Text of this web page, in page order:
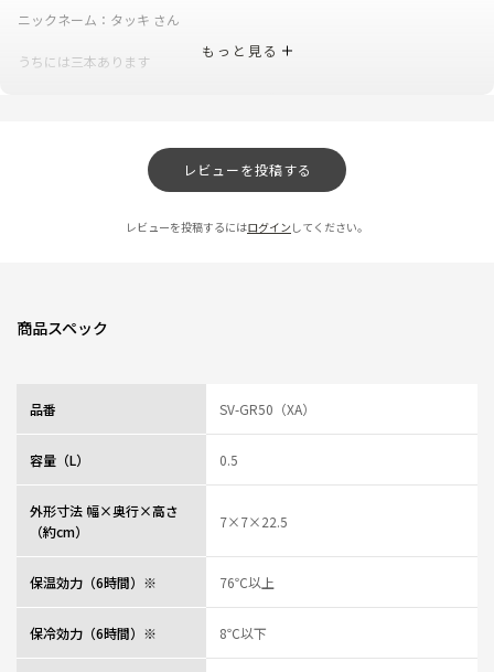
ニックネーム：タッキ さん
うちには三本あります
保温効果がすぐれている
ニックネーム：げんしろう さん
ッチンの漂白剤が使えるといいのですが。
★★★ ★★
朝早くに沸かしたお茶を入れても夕方まで熱々です。寒い日に重宝します。
暑い夏でも氷とともに朝お茶を入れると夕方まで氷の形が残っています。終
日0度以下で助かります。
また添付のコップ(外蓋)を無くしたときも別途コップのみを購入できたのがう
れしかったです。
もっと見る
レビューを投稿する
レビューを投稿するにはログイン してください。
商品スペック
品番 SV-GR50（XA）
容量（L） 0.5
外形寸法 幅×奥行×高さ
（約cm）
7×7×22.5
保温効力（6時間）※ 76℃以上
保冷効力（6時間）※ 8℃以下